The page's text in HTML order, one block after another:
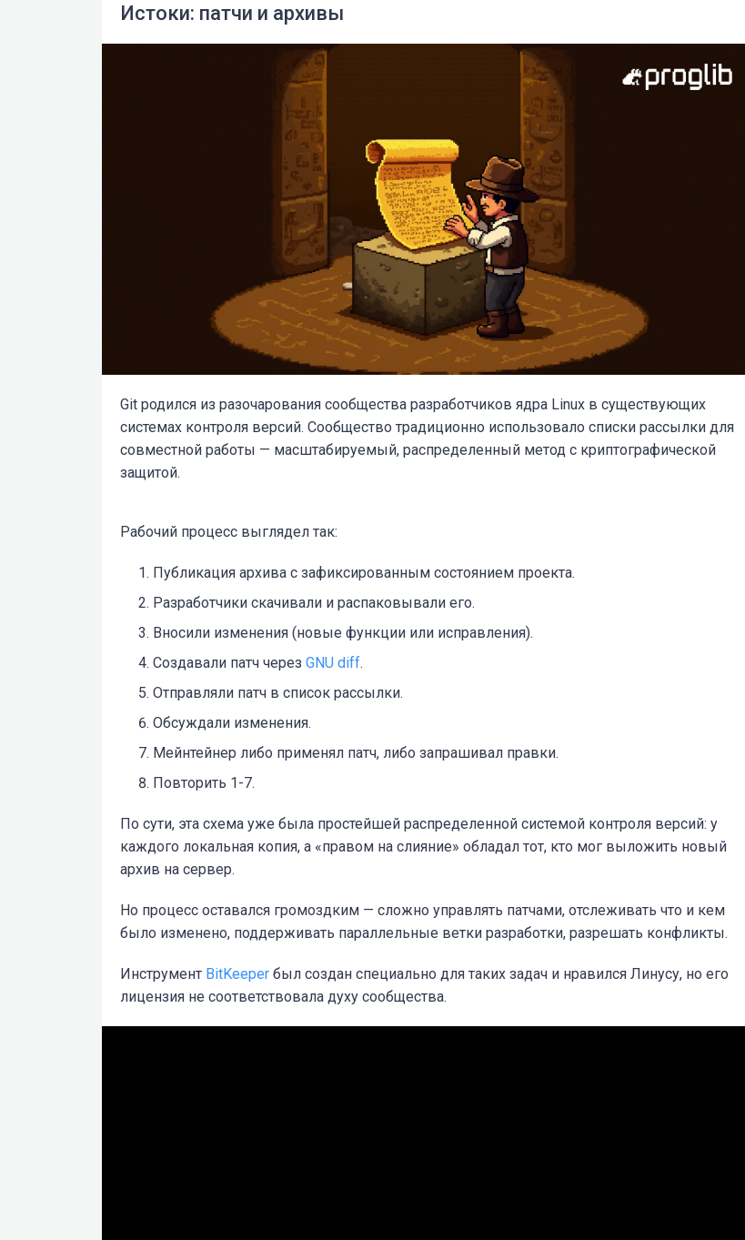
Истоки: патчи и архивы
Git родился из разочарования сообщества разработчиков ядра Linux в существующих
системах контроля версий. Сообщество традиционно использовало списки рассылки для
совместной работы — масштабируемый, распределенный метод с криптографической
защитой.
Рабочий процесс выглядел так:
Публикация архива с зафиксированным состоянием проекта.
Разработчики скачивали и распаковывали его.
Вносили изменения (новые функции или исправления).
Создавали патч через GNU diff.
Отправляли патч в список рассылки.
Обсуждали изменения.
Мейнтейнер либо применял патч, либо запрашивал правки.
Повторить 1-7.
По сути, эта схема уже была простейшей распределенной системой контроля версий: у
каждого локальная копия, а «правом на слияние» обладал тот, кто мог выложить новый
архив на сервер.
Но процесс оставался громоздким — сложно управлять патчами, отслеживать что и кем
было изменено, поддерживать параллельные ветки разработки, разрешать конфликты.
Инструмент BitKeeper был создан специально для таких задач и нравился Линусу, но его
лицензия не соответствовала духу сообщества.